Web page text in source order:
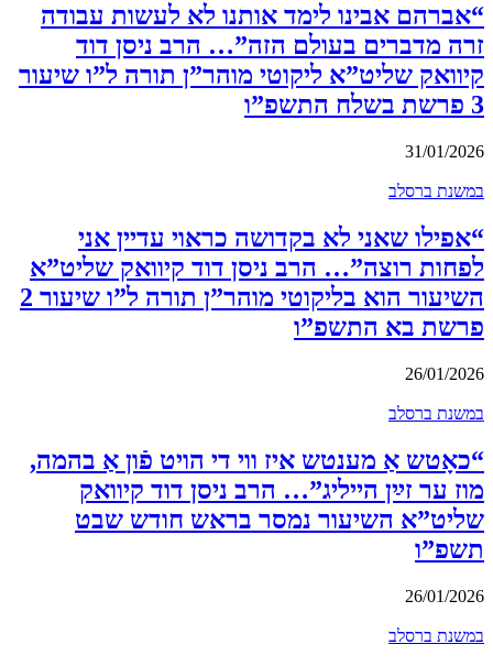
“אברהם אבינו לימד אותנו לא לעשות עבודה
זרה מדברים בעולם הזה”… הרב ניסן דוד
קיוואק שליט”א ליקוטי מוהר”ן תורה ל”ו שיעור
3 פרשת בשלח התשפ”ו
31/01/2026
במשנת ברסלב
“אפילו שאני לא בקדושה כראוי עדיין אני
לפחות רוצה”… הרב ניסן דוד קיוואק שליט”א
השיעור הוא בליקוטי מוהר”ן תורה ל”ו שיעור 2
פרשת בא התשפ”ו
26/01/2026
במשנת ברסלב
“כאָטש אַ מענטש איז ווי די הויט פֿון אַ בהמה,
מוז ער זײַן הייליג”… הרב ניסן דוד קיוואק
שליט”א השיעור נמסר בראש חודש שבט
תשפ”ו
26/01/2026
במשנת ברסלב